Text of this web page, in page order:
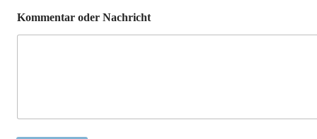
Kommentar oder Nachricht